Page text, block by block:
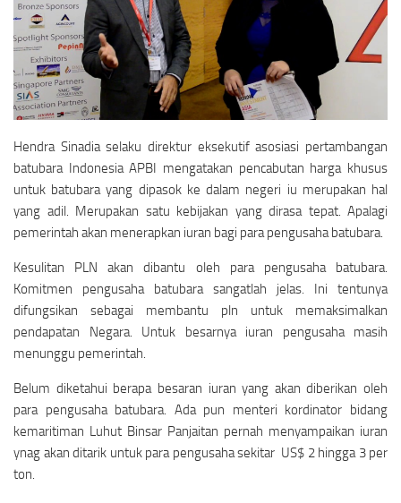
Hendra Sinadia selaku direktur eksekutif asosiasi pertambangan
batubara Indonesia APBI mengatakan pencabutan harga khusus
untuk batubara yang dipasok ke dalam negeri iu merupakan hal
yang adil. Merupakan satu kebijakan yang dirasa tepat. Apalagi
pemerintah akan menerapkan iuran bagi para pengusaha batubara.
Kesulitan PLN akan dibantu oleh para pengusaha batubara.
Komitmen pengusaha batubara sangatlah jelas. Ini tentunya
difungsikan sebagai membantu pln untuk memaksimalkan
pendapatan Negara. Untuk besarnya iuran pengusaha masih
menunggu pemerintah.
Belum diketahui berapa besaran iuran yang akan diberikan oleh
para pengusaha batubara. Ada pun menteri kordinator bidang
kemaritiman Luhut Binsar Panjaitan pernah menyampaikan iuran
ynag akan ditarik untuk para pengusaha sekitar US$ 2 hingga 3 per
ton.